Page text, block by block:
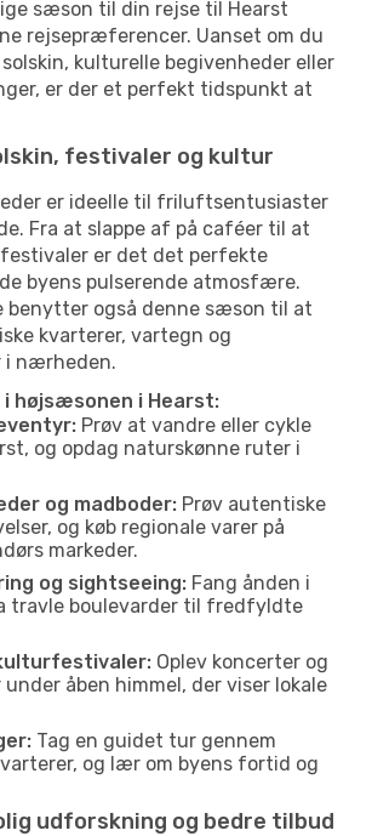
sæson til din rejse til Hearst
rejsepræferencer. Uanset om du
kulturelle begivenheder eller
er der et perfekt tidspunkt at
festivaler og kultur
er ideelle til friluftsentusiaster
Fra at slappe af på caféer til at
er det det perfekte
byens pulserende atmosfære.
benytter også denne sæson til at
kvarterer, vartegn og
i nærheden.
højsæsonen i Hearst:
Prøv at vandre eller cykle
og opdag naturskønne ruter i
og madboder: Prøv autentiske
og køb regionale varer på
markeder.
og sightseeing: Fang ånden i
travle boulevarder til fredfyldte
Oplev koncerter og
åben himmel, der viser lokale
Tag en guidet tur gennem
og lær om byens fortid og
udforskning og bedre tilbud